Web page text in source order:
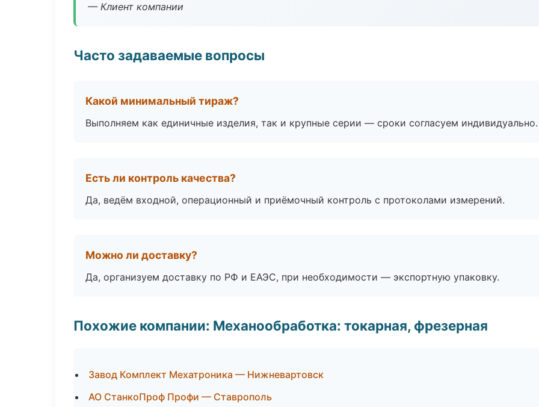
— Клиент компании
Часто задаваемые вопросы
Какой минимальный тираж?
Выполняем как единичные изделия, так и крупные серии — сроки согласуем индивидуально.
Есть ли контроль качества?
Да, ведём входной, операционный и приёмочный контроль с протоколами измерений.
Можно ли доставку?
Да, организуем доставку по РФ и ЕАЭС, при необходимости — экспортную упаковку.
Похожие компании: Механообработка: токарная, фрезерная
Завод Комплект Мехатроника — Нижневартовск
АО СтанкоПроф Профи — Ставрополь